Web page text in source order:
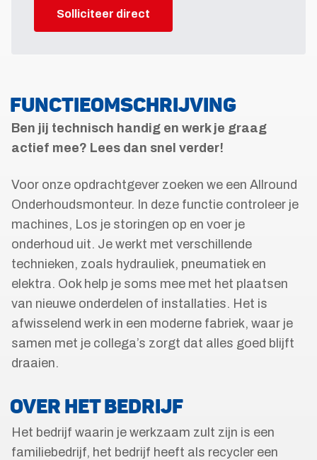
Solliciteer direct
FUNCTIEOMSCHRIJVING
Ben jij technisch handig en werk je graag
actief mee? Lees dan snel verder!
Voor onze opdrachtgever zoeken we een Allround
Onderhoudsmonteur. In deze functie controleer je
machines, Los je storingen op en voer je
onderhoud uit. Je werkt met verschillende
technieken, zoals hydrauliek, pneumatiek en
elektra. Ook help je soms mee met het plaatsen
van nieuwe onderdelen of installaties. Het is
afwisselend werk in een moderne fabriek, waar je
samen met je collega’s zorgt dat alles goed blijft
draaien.
OVER HET BEDRIJF
Het bedrijf waarin je werkzaam zult zijn is een
familiebedrijf, het bedrijf heeft als recycler een